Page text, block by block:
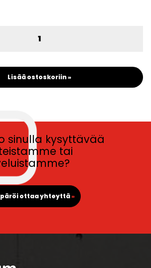
Lisää ostoskoriin »
sinulla kysyttävää
tai
ottaa yhteyttä»